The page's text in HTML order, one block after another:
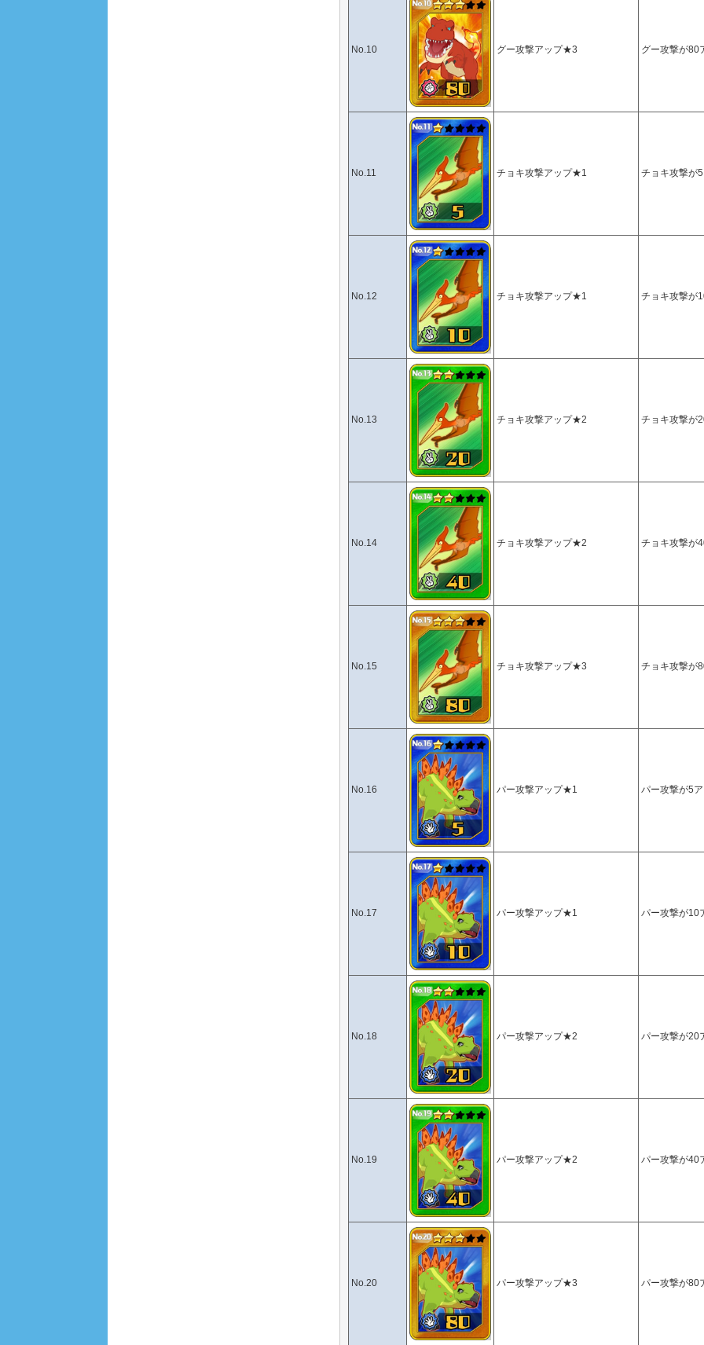
No.10 グー攻撃アップ★3 グー攻撃が80
No.11 チョキ攻撃アップ★1 チョキ攻撃が
No.12 チョキ攻撃アップ★1 チョキ攻撃が
No.13 チョキ攻撃アップ★2 チョキ攻撃が
No.14 チョキ攻撃アップ★2 チョキ攻撃が
No.15 チョキ攻撃アップ★3 チョキ攻撃が
No.16 パー攻撃アップ★1 パー攻撃が5
No.17 パー攻撃アップ★1 パー攻撃が10
No.18 パー攻撃アップ★2 パー攻撃が20
No.19 パー攻撃アップ★2 パー攻撃が40
No.20 パー攻撃アップ★3 パー攻撃が80